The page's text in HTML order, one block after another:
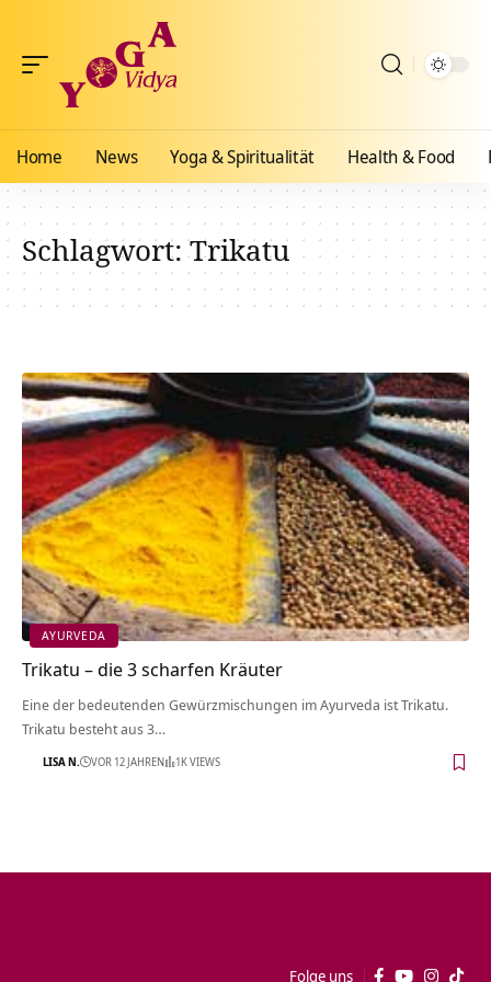
Home News Yoga & Spiritualität Health & Food
Schlagwort:Trikatu
AYURVEDA
Trikatu – die 3 scharfen Kräuter
Eine der bedeutenden Gewürzmischungen im Ayurveda ist Trikatu.
Trikatu besteht aus 3…
LISA N. VOR 12 JAHREN 1K VIEWS
Folge uns